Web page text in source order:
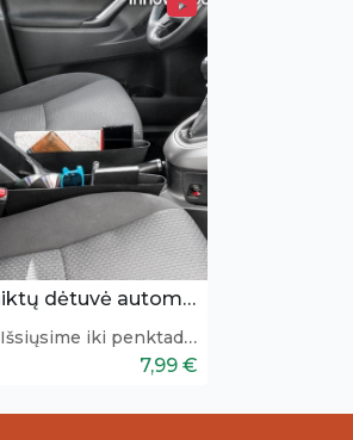
Daiktų dėtuvė automobilio salonui (2 vnt.)
Išsiųsime iki penktadienio
7,99 €